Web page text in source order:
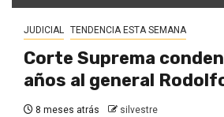
JUDICIAL TENDENCIA ESTA SEMANA
Corte Suprema
años al general
8 meses atrás silvestre